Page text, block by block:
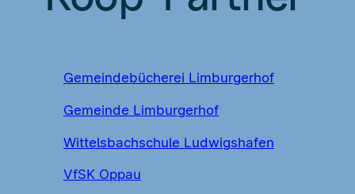
Gemeindebücherei Limburgerhof
Gemeinde Limburgerhof
Wittelsbachschule Ludwigshafen
VfSK Oppau